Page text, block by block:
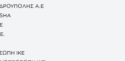
A.E
ΙΚΕ